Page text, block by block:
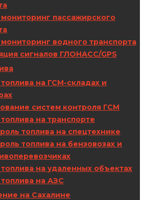
пассажирского
водного транспорта
сигналов ГЛОНАСС/GPS
на ГСМ-складах и
систем контроля ГСМ
на транспорте
топлива на спецтехнике
топлива на бензовозах и
на удаленных объектах
на АЗС
на Сахалине